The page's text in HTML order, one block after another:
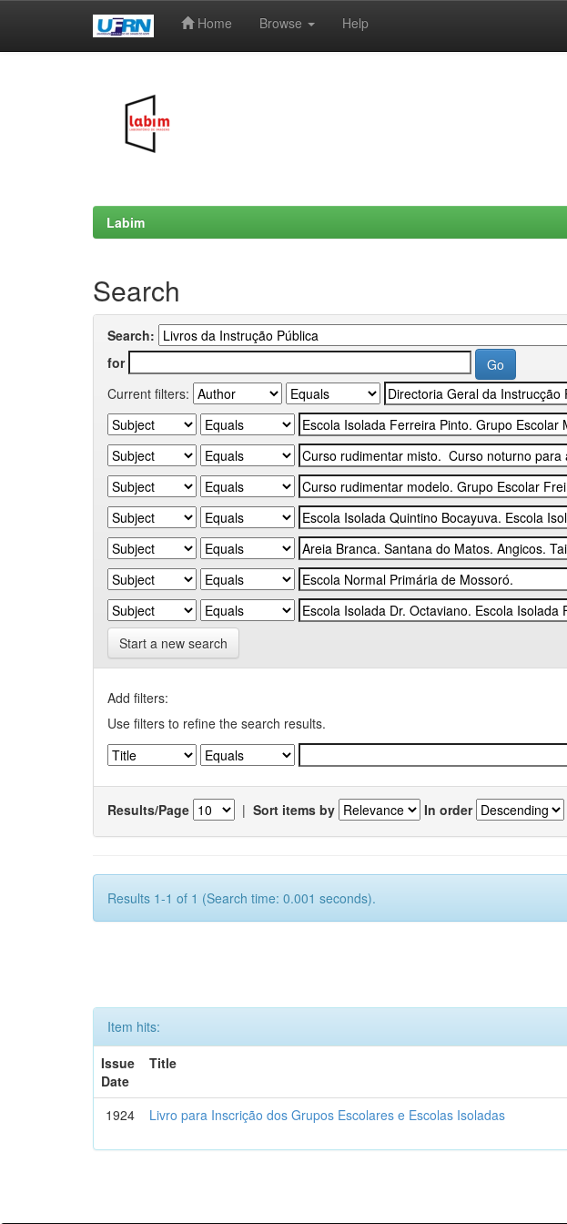
Home Browse Help
Labim
Search
Search:
for
Current filters:
Start a new search
Add filters:
Use filters to refine the search results.
Results/Page | Sort items by In order
Results 1-1 of 1 (Search time: 0.001 seconds).
Item hits:
Issue
Date
Title
1924 Livro para Inscrição dos Grupos Escolares e Escolas Isoladas